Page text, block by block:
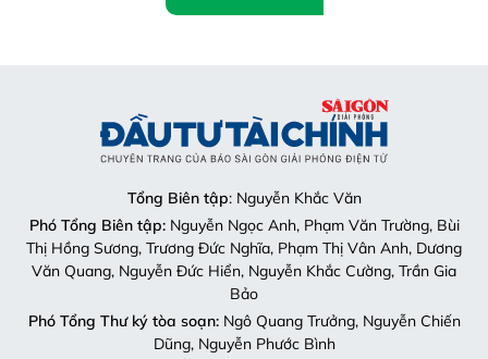
Tổng Biên tập: Nguyễn Khắc Văn
Phó Tổng Biên tập:Nguyễn Ngọc Anh, Phạm Văn Trường, Bùi
Thị Hồng Sương, Trương Đức Nghĩa, Phạm Thị Vân Anh, Dương
Văn Quang, Nguyễn Đức Hiển, Nguyễn Khắc Cường, Trần Gia
Bảo
Phó Tổng Thư ký tòa soạn:Ngô Quang Trưởng, Nguyễn Chiến
Dũng, Nguyễn Phước Bình